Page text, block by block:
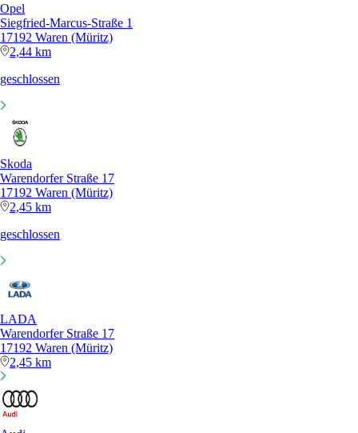
Opel
Siegfried-Marcus-Straße 1
17192 Waren (Müritz)
2,44 km
geschlossen
Skoda
Warendorfer Straße 17
17192 Waren (Müritz)
2,45 km
geschlossen
LADA
Warendorfer Straße 17
17192 Waren (Müritz)
2,45 km